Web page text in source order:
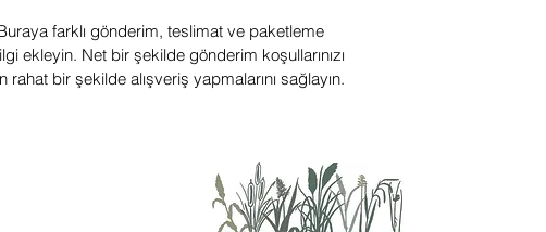
farklı gönderim, teslimat ve paketleme
ekleyin. Net bir şekilde gönderim koşullarınızı
rahat bir şekilde alışveriş yapmalarını sağlayın.